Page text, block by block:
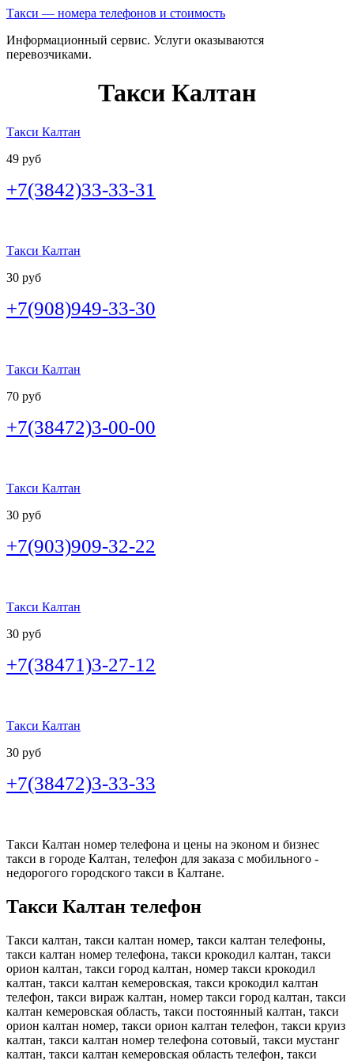
Такси — номера телефонов и стоимость
Информационный сервис. Услуги оказываются
перевозчиками.
Такси Калтан
Такси Калтан
49 руб
+7(3842)33-33-31
Такси Калтан
30 руб
+7(908)949-33-30
Такси Калтан
70 руб
+7(38472)3-00-00
Такси Калтан
30 руб
+7(903)909-32-22
Такси Калтан
30 руб
+7(38471)3-27-12
Такси Калтан
30 руб
+7(38472)3-33-33
Такси Калтан номер телефона и цены на эконом и бизнес
такси в городе Калтан, телефон для заказа с мобильного -
недорогого городского такси в Калтане.
Такси Калтан телефон
Такси калтан, такси калтан номер, такси калтан телефоны,
такси калтан номер телефона, такси крокодил калтан, такси
орион калтан, такси город калтан, номер такси крокодил
калтан, такси калтан кемеровская, такси крокодил калтан
телефон, такси вираж калтан, номер такси город калтан, такси
калтан кемеровская область, такси постоянный калтан, такси
орион калтан номер, такси орион калтан телефон, такси круиз
калтан, такси калтан номер телефона сотовый, такси мустанг
калтан, такси калтан кемеровская область телефон, такси